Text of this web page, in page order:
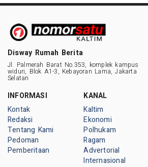
Disway Rumah Berita
Jl. Palmerah Barat No.353, komplek kampus
widuri, Blok A1-3, Kebayoran Lama, Jakarta
Selatan
INFORMASI
Kontak
Redaksi
Tentang Kami
Pedoman
Pemberitaan
KANAL
Kaltim
Ekonomi
Polhukam
Ragam
Advertorial
Internasional